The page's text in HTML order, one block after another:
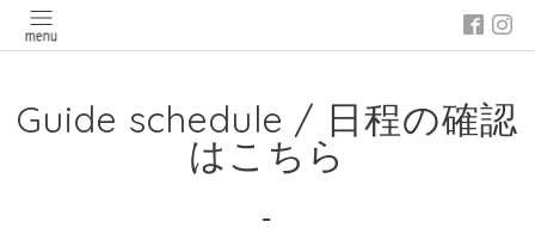
Guide schedule / 日程の確認
はこちら
-